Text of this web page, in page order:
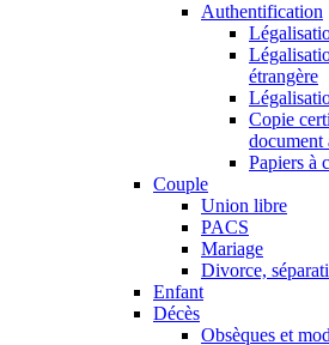
Authentification
étrangère
Copie
document
Papiers à
Couple
Union libre
PACS
Mariage
Divorce,
Enfant
Décès
Obsèques et